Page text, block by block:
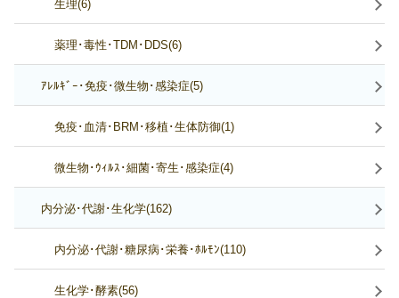
生理(6)
薬理･毒性･TDM･DDS(6)
ｱﾚﾙｷﾞｰ･免疫･微生物･感染症(5)
免疫･血清･BRM･移植･生体防御(1)
微生物･ｳｨﾙｽ･細菌･寄生･感染症(4)
内分泌･代謝･生化学(162)
内分泌･代謝･糖尿病･栄養･ﾎﾙﾓﾝ(110)
生化学･酵素(56)